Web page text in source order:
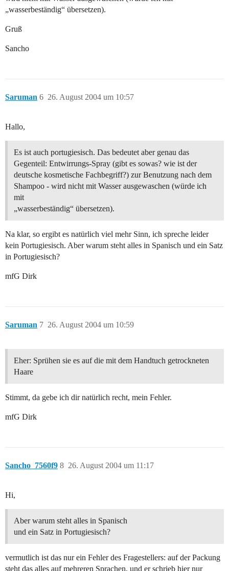
„wasserbeständig“ übersetzen).
Gruß
Sancho
Saruman 26. August 2004 um 10:57
6
Hallo,
Es ist auch portugiesisch. Das bedeutet aber genau das
Gegenteil: Entwirrungs-Spray (gibt es sowas? wie ist der
deutsche kosmetische Fachbegriff?) zur Benutzung nach dem
Shampoo - wird nicht mit Wasser ausgewaschen (würde ich
mit
„wasserbeständig“ übersetzen).
Na klar, so ergibt es natürlich viel mehr Sinn, ich spreche leider
kein Portugiesisch. Aber warum steht alles in Spanisch und ein Satz
in Portugiesisch?
mfG Dirk
Saruman 26. August 2004 um 10:59
7
Eher: Sprühen sie es auf die mit dem Handtuch getrockneten
Haare
Stimmt, da gebe ich dir natürlich recht, mein Fehler.
mfG Dirk
Sancho_7560f9 26. August 2004 um 11:17
8
Hi,
Aber warum steht alles in Spanisch
und ein Satz in Portugiesisch?
vermutlich ist das nur ein Fehler des Fragestellers: auf der Packung
steht das alles auf mehreren Sprachen, und er schrieb hier nur